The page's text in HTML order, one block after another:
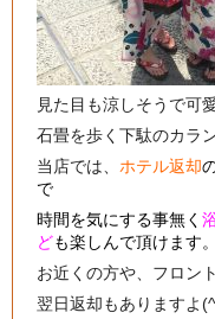
見た目も涼しそうで可
石畳を歩く下駄のカラ
当店では、 ホテル返却
で
時間を気にする事無く
ども楽しんで頂けます。
お近くの方や、フロン
翌日返却もありますよ